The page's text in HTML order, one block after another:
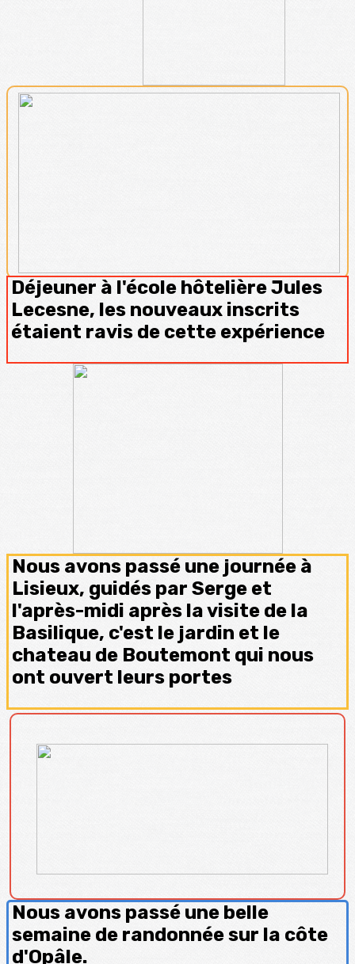
Déjeuner à l'école hôtelière Jules
Lecesne, les nouveaux inscrits
étaient ravis de cette expérience
Nous avons passé une journée à
Lisieux, guidés par Serge et
l'après-midi après la visite de la
Basilique, c'est le jardin et le
chateau de Boutemont qui nous
ont ouvert leurs portes
Nous avons passé une belle
semaine de randonnée sur la côte
d'Opâle.